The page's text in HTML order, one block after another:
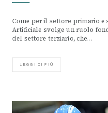
Come per il settore primario e
Artificiale svolge un ruolo
del settore terziario, che…
LEGGI DI PIÙ